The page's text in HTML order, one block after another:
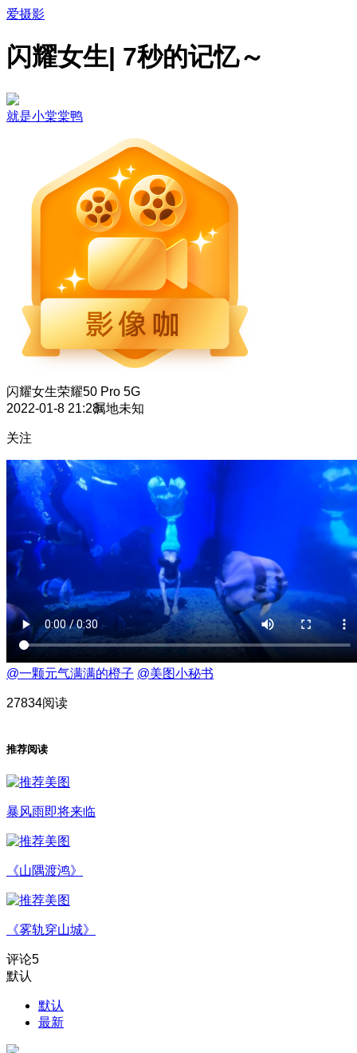
爱摄影
闪耀女生| 7秒的记忆～
就是小棠棠鸭
闪耀女生荣耀50 Pro 5G
2022-01-8 21:28属地未知
关注
@一颗元气满满的橙子 @美图小秘书
27834阅读
推荐阅读
暴风雨即将来临
《山隅渡鸿》
《雾轨穿山城》
评论5
默认
默认
最新